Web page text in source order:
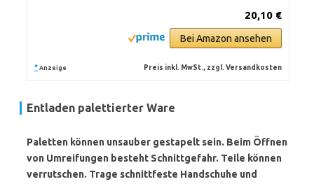
20,10 €
Bei Amazon ansehen
* Anzeige Preis inkl. MwSt., zzgl. Versandkosten
Entladen palettierter Ware
Paletten können unsauber gestapelt sein. Beim Öffnen
von Umreifungen besteht Schnittgefahr. Teile können
verrutschen. Trage schnittfeste Handschuhe und